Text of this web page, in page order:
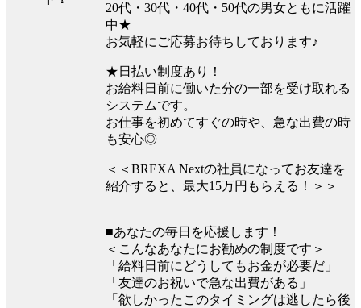
20代・30代・40代・50代の男女ともに活躍
中★
お気軽にご応募お待ちしております♪
★日払い制度あり！
お給料日前に働いた分の一部を受け取れる
システムです。
お仕事を初めてすぐの時や、急な出費の時
も安心◎
＜＜BREXA Nextの社員になってお友達を
紹介すると、最大15万円もらえる！＞＞
■あなたの毎日を応援します！
＜こんなあなたにお勧めの制度です＞
「給料日前にどうしてもお金が必要だ」
「友達のお祝いで急な出費がある」
「欲しかったこのタイミングは逃したら後